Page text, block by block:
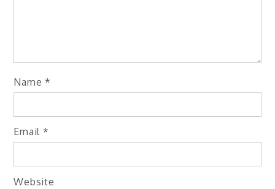
Name *
Email *
Website